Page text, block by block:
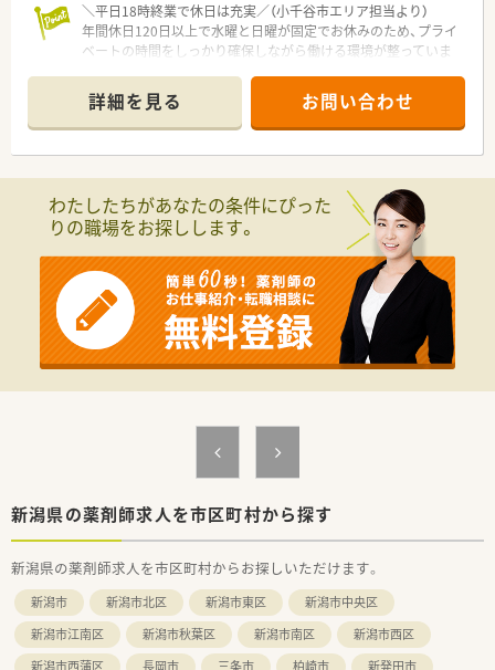
＼平日18時終業で休日は充実／（小千谷市エリア担当より）
年間休日120日以上で水曜と日曜が固定でお休みのため、プライ
ベートの時間をしっかり確保しながら働ける環境が整っていま
＊------------------------------------------＊
【店舗情報と応需状況について】
■JR上越線の小千谷駅から徒歩4分という好立地にあり、毎日の
通勤が非常にスムーズで負担の少ない職場環境です。
枚応需しており、専門性を磨ける環境が整っています。
■薬剤師1名の体制で運営されているため、自身のペースで責任
を持って日々の調剤業務を完結できるやりがいがあります。
【法人特徴について】
■群馬県と新潟県を拠点として地域に根ざした店舗展開を行っ
ており、安定した経営基盤を持つ法人が運営しています。
■社員同士の仲が良くアットホームな雰囲気が特徴で、中途入社
の方でもすぐに馴染める温かさがある職場環境です。
■職員のスキルアップを積極的に支援する体制が整っており、
個々の成長を法人全体で手厚くバックアップします。
【勤務実態について】
■平日は朝9時から18時までの勤務となっており、残業がほとん
おり、年間休日120日以上のゆとりある環境です。
■希望休を取得する際には近隣店舗からラウンダーが応援に来
【職場環境と雰囲気】
■1人薬剤師体制の店舗ですが、事務スタッフが2名在籍してい
るため、調剤や監査の業務にしっかりと専念できます。
■地域に密着した温かい雰囲気が魅力であり、患者様との信頼関
詳細を見る お問い合わせ
わたしたちがあなたの条件にぴった
りの職場をお探しします。
新潟県の薬剤師求人を市区町村から探す
新潟県の薬剤師求人を市区町村からお探しいただけます。
新潟市 新潟市北区 新潟市東区
新潟市中央区
新潟市江南区
新潟市秋葉区 新潟市南区
新潟市西区
新潟市西蒲区
長岡市 三条市 柏崎市 新発田市